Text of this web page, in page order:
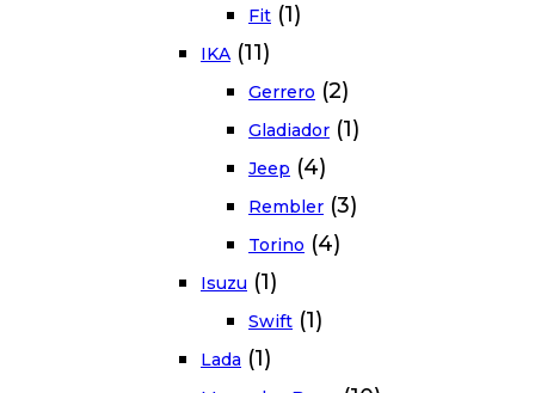
Fit (1)
IKA (11)
Gerrero (2)
Gladiador (1)
Jeep (4)
Rembler (3)
Torino (4)
Isuzu (1)
Swift (1)
Lada (1)